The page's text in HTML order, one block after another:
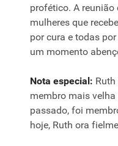
profético. A reunião
mulheres que
por cura e todas
um momento
Nota especial:
membro mais
passado, foi
hoje, Ruth ora